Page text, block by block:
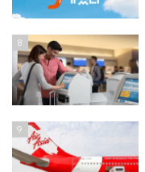
8
9